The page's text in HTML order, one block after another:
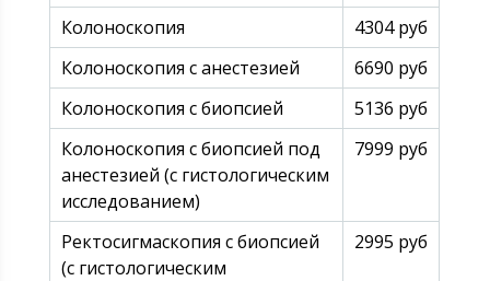
Колоноскопия
4304 руб
Колоноскопия с анестезией
6690 руб
Колоноскопия с биопсией
5136 руб
Колоноскопия с биопсией под
анестезией (с гистологическим
исследованием)
7999 руб
Ректосигмаскопия с биопсией
(с гистологическим
2995 руб